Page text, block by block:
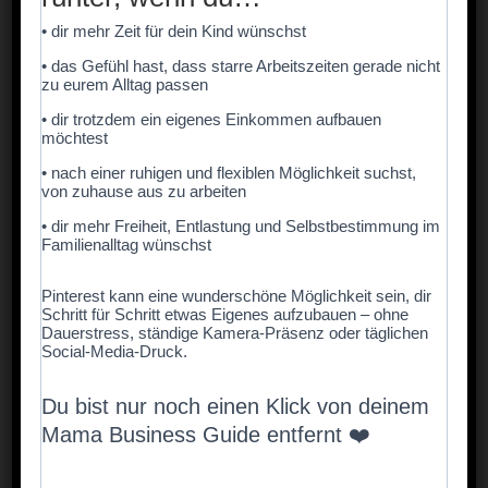
sieht trotzdem fast professionell aus!
beliebt ist (auch bei
Erwachsenen)
• dir mehr Zeit für dein Kind wünschst
• das Gefühl hast, dass starre Arbeitszeiten gerade nicht
zu eurem Alltag passen
• dir trotzdem ein eigenes Einkommen aufbauen
möchtest
• nach einer ruhigen und flexiblen Möglichkeit suchst,
von zuhause aus zu arbeiten
• dir mehr Freiheit, Entlastung und Selbstbestimmung im
Familienalltag wünschst
Pinterest kann eine wunderschöne Möglichkeit sein, dir
Schritt für Schritt etwas Eigenes aufzubauen – ohne
Dauerstress, ständige Kamera-Präsenz oder täglichen
Social-Media-Druck.
Du bist nur noch einen Klick von deinem
Mama Business Guide entfernt ❤️